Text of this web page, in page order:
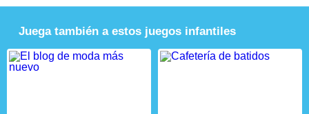
Juega también a estos juegos infantiles